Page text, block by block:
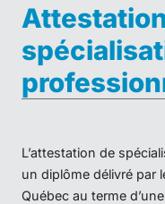
L’attestation de
un diplôme délivré par
Québec au terme